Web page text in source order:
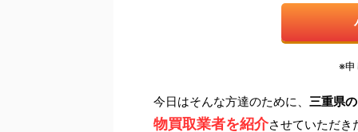
※申
今日はそんな方達のために、 三重県
物買取業者を紹介させていただき